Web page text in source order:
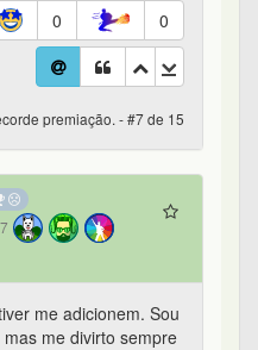
0 0
premiação. - #7 de 15
me adicionem. Sou
me divirto sempre